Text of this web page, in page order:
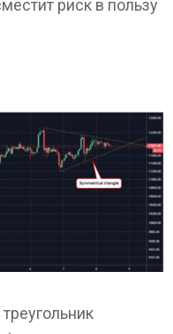
риск в пользу